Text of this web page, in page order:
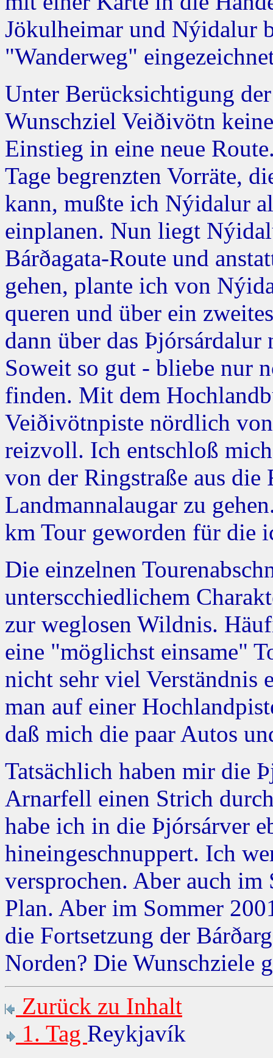
Jökulheimar und Nýidalur
"Wanderweg"
Unter Berücksichtigung
Wunschziel Veiðivötn
Einstieg in eine neue
Tage begrenzten Vorräte,
kann, mußte ich Nýidalur
einplanen. Nun liegt
Bárðagata-Route und
gehen, plante ich von
queren und über ein
dann über das Þjórsárdalur
Soweit so gut - bliebe nur
finden. Mit dem
Veiðivötnpiste nördlich
reizvoll. Ich entschloß
von der Ringstraße aus
Landmannalaugar zu
km Tour geworden für die
Die einzelnen
unterscchiedlichem
zur weglosen Wildnis.
eine "möglichst einsame"
nicht sehr viel Verständnis
man auf einer
daß mich die paar Autos
Tatsächlich haben mir die
Arnarfell einen Strich
habe ich in die Þjórsárver
hineingeschnuppert. Ich
versprochen. Aber auch
Plan. Aber im Sommer
die Fortsetzung der
Norden? Die Wunschziele
Zurück zu Inhalt
1. Tag Reykjavík